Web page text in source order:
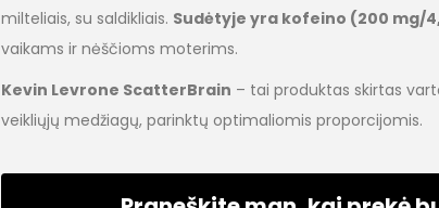
milteliais, su saldikliais. Sudėtyje yra kofeino (200 mg/
vaikams ir nėščioms moterims.
Kevin Levrone ScatterBrain – tai produktas skirtas
veikliųjų medžiagų, parinktų optimaliomis proporcijomis.